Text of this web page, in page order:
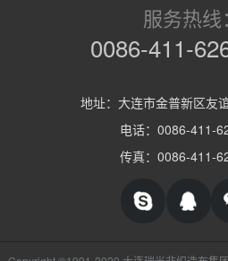
服务热线：
0086-411-
地址：大连市金普新区友
电话：0086-411-
传真：0086-411-